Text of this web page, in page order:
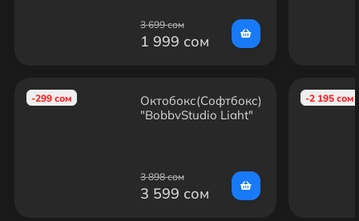
3 699 сом
1 999 сом
-299 сом
Октобокс(Софтбокс)
"BobbyStudio Light"
3 898 сом
3 599 сом
-2 195 сом